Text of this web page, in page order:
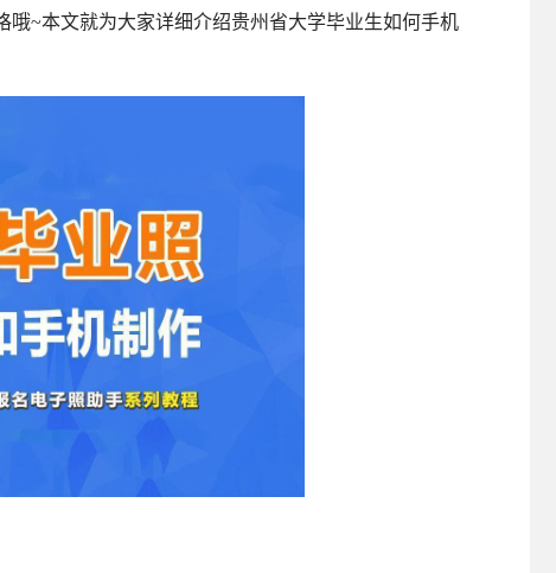
~本文就为大家详细介绍贵州省大学毕业生如何手机